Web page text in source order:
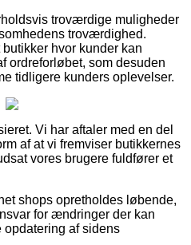
troværdige muligheder
troværdighed.
hvor kunder kan
ordreforløbet, som desuden
tidligere kunders oplevelser.
Vi har aftaler med en del
af at vi fremviser butikkernes
vores brugere fuldfører et
shops opretholdes løbende,
for ændringer der kan
af sidens